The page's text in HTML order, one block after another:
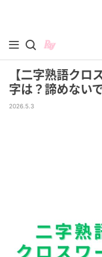
【二字熟語クロ
字は？諦めない
2026.5.3